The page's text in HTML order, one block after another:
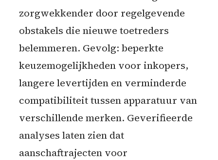
zorgwekkender door regelgevende
obstakels die nieuwe toetreders
belemmeren. Gevolg: beperkte
keuzemogelijkheden voor inkopers,
langere levertijden en verminderde
compatibiliteit tussen apparatuur van
verschillende merken. Geverifieerde
analyses laten zien dat
aanschaftrajecten voor